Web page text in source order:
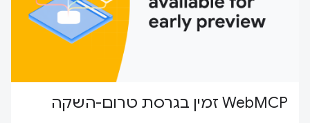
‫WebMCP זמין בגרסת טרום-השקה